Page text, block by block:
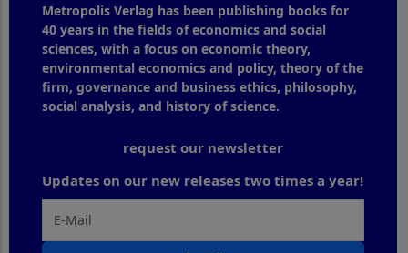
Metropolis Verlag has been publishing books for
40 years in the fields of economics and social
sciences, with a focus on economic theory,
environmental economics and policy, theory of the
firm, governance and business ethics, philosophy,
social analysis, and history of science.
request our newsletter
Updates on our new releases two times a year!